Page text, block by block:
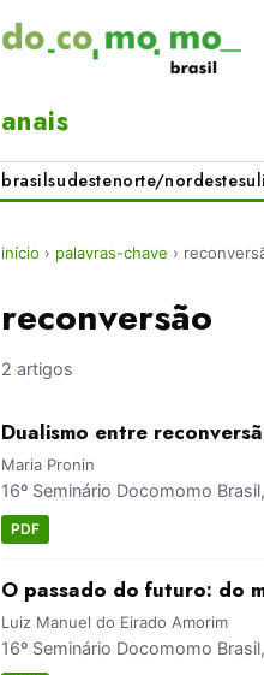
anais
brasilsudestenorte/nordestesul
início › palavras-chave ›
reconversão
2 artigos
Dualismo entre
Maria Pronin
16º Seminário Docomomo
PDF
O passado do futuro: do
Luiz Manuel do Eirado Amorim
16º Seminário Docomomo